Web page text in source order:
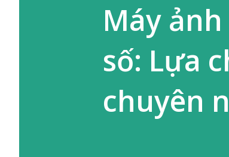
Máy
số: Lựa
chuyên